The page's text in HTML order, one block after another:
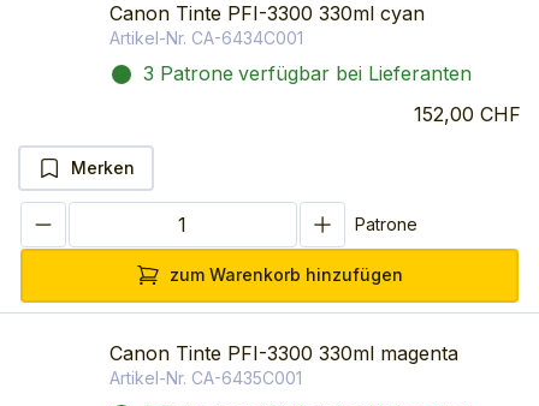
Canon Tinte PFI-3300 330ml cyan
Artikel-Nr. CA-6434C001
3 Patrone verfügbar bei Lieferanten
152,00 CHF
Merken
Patrone
zum Warenkorb hinzufügen
Canon Tinte PFI-3300 330ml magenta
Artikel-Nr. CA-6435C001